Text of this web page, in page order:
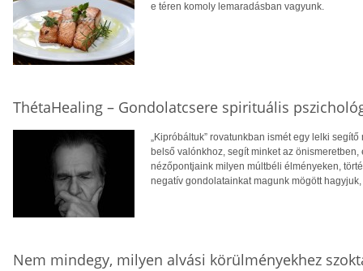
e téren komoly lemaradásban vagyunk.
ThétaHealing – Gondolatcsere spirituális
„Kipróbáltuk” rovatunkban ismét egy lelki
belső valónkhoz, segít minket az
nézőpontjaink milyen múltbéli élményeken,
negatív gondolatainkat magunk mögött
Nem mindegy, milyen alvási körülményekhez